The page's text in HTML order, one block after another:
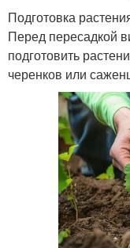
Подготовка
Перед пересадкой
подготовить
черенков или